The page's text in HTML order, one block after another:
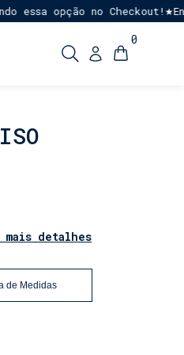
no Checkout!★Entrega
0
mais detalhes
de Medidas